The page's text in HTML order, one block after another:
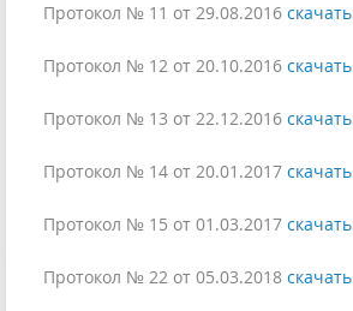
Протокол № 11 от 29.08.2016 скачать
Протокол № 12 от 20.10.2016 скачать
Протокол № 13 от 22.12.2016 скачать
Протокол № 14 от 20.01.2017 скачать
Протокол № 15 от 01.03.2017 скачать
Протокол № 22 от 05.03.2018 скачать